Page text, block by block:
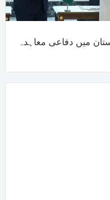
میں دفاعی معاہدہ